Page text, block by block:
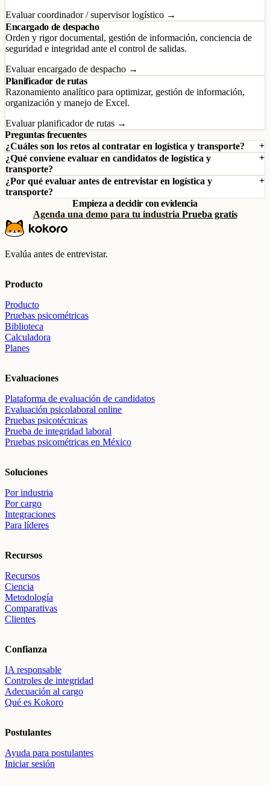
Evaluar coordinador / supervisor logístico →
Encargado de despacho
Orden y rigor documental, gestión de información, conciencia de
seguridad e integridad ante el control de salidas.
Evaluar encargado de despacho →
Planificador de rutas
Razonamiento analítico para optimizar, gestión de información,
organización y manejo de Excel.
Evaluar planificador de rutas →
Preguntas frecuentes
¿Cuáles son los retos al contratar en logística y transporte?
¿Qué conviene evaluar en candidatos de logística y
transporte?
¿Por qué evaluar antes de entrevistar en logística y
transporte?
Empieza a decidir con evidencia
Agenda una demo para tu industria Prueba gratis
Evalúa antes de entrevistar.
Producto
Producto
Pruebas psicométricas
Biblioteca
Calculadora
Planes
Evaluaciones
Plataforma de evaluación de candidatos
Evaluación psicolaboral online
Pruebas psicotécnicas
Prueba de integridad laboral
Pruebas psicométricas en México
Soluciones
Por industria
Por cargo
Integraciones
Para líderes
Recursos
Recursos
Ciencia
Metodología
Comparativas
Clientes
Confianza
IA responsable
Controles de integridad
Adecuación al cargo
Qué es Kokoro
Postulantes
Ayuda para postulantes
Iniciar sesión